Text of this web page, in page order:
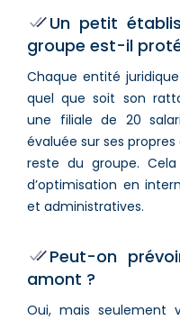
Un petit
groupe est-il
Chaque entité
quel que soit son
une filiale de 20
évaluée sur ses
reste du groupe.
d’optimisation en
et administratives.
Peut-on
amont ?
Oui, mais seulement